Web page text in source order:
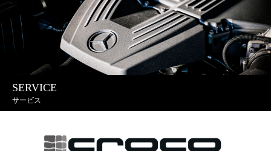
SERVICE
サービス